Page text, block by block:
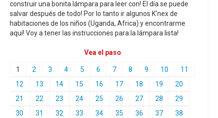
construir una bonita lámpara para leer con! El día se puede
salvar después de todo! Por lo tanto ir algunos K'nex de
habitaciones de los niños (Uganda, Africa) y encontrarme
aquí! Voy a tener las instrucciones para la lámpara lista!
Vea el paso
1 2 3 4 5 6 7 8 9 10
11
12
13 14 15 16 17 18 19
20
21
22 23 24 25 26 27 28
29
30
31 32 33 34 35 36 37
38